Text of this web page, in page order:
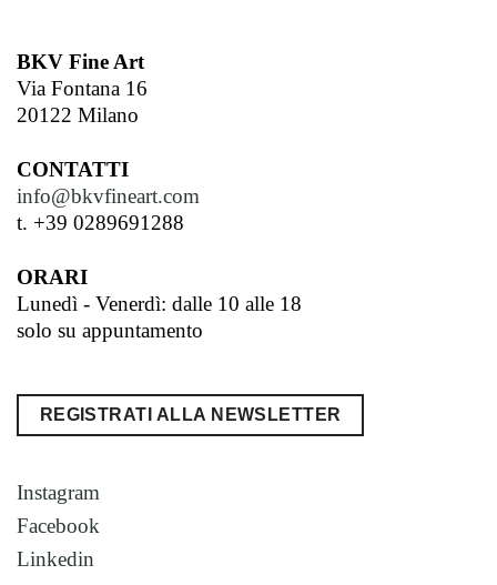
BKV Fine Art
Via Fontana 16
20122 Milano
CONTATTI
info@bkvfineart.com
t. +39 0289691288
ORARI
Lunedì - Venerdì: dalle 10 alle 18
solo su appuntamento
REGISTRATI ALLA NEWSLETTER
Instagram
Facebook
Linkedin